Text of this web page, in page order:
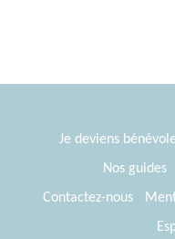
Je deviens
Nos guides
Contactez-nous